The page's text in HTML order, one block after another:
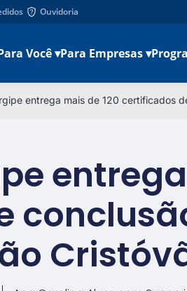
Ouvidoria
Você ▾Para Empresas ▾
entrega mais de 120 certificados